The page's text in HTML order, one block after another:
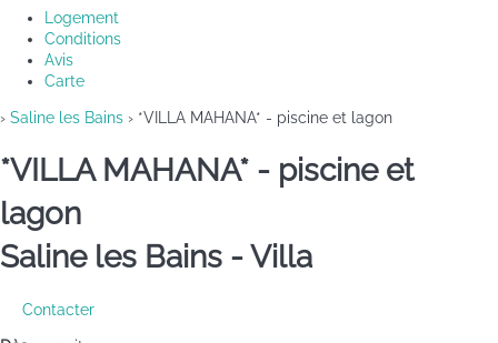
Logement
Conditions
Avis
Carte
› Saline les Bains › *VILLA MAHANA* - piscine et lagon
*VILLA MAHANA* - piscine et
lagon
Saline les Bains -Villa
Contacter